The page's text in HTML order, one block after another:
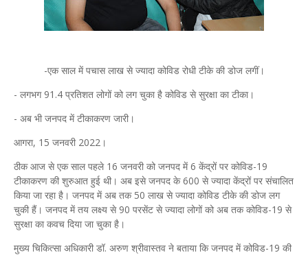
-एक साल में पचास लाख से ज्यादा कोविड रोधी टीके की डोज लगीं।
- लगभग 91.4 प्रतिशत लोगों को लग चुका है कोविड से सुरक्षा का टीका।
- अब भी जनपद में टीकाकरण जारी।
आगरा, 15 जनवरी 2022।
ठीक आज से एक साल पहले 16 जनवरी को जनपद में 6 केंद्रों पर कोविड-19
टीकाकरण की शुरुआत हुई थी। अब इसे जनपद के 600 से ज्यादा केंद्रों पर संचालित
किया जा रहा है। जनपद में अब तक 50 लाख से ज्यादा कोविड टीके की डोज लग
चुकी हैं। जनपद में तय लक्ष्य से 90 परसेंट से ज्यादा लोगों को अब तक कोविड-19 से
सुरक्षा का कवच दिया जा चुका है।
मुख्य चिकित्सा अधिकारी डॉ. अरुण श्रीवास्तव ने बताया कि जनपद में कोविड-19 की